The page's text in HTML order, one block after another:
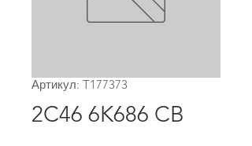
Артикул: T177373
2C46 6K686 CB